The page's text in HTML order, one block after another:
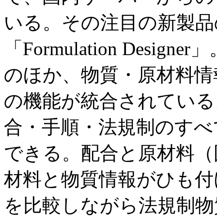
いる。その注目の新製
「Formulation Designer
のほか、物質・原材料
の機能が統合されてい
合・手順・法規制のす
できる。配合と原材料
材料と物質情報がひも
を比較しながら法規制